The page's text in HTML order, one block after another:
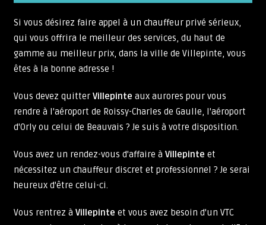
Si vous désirez faire appel à un chauffeur privé sérieux,
qui vous offrira le meilleur des services, du haut de
gamme au meilleur prix, dans la ville de Villepinte, vous
êtes à la bonne adresse !
Vous devez quitter Villepinte aux aurores pour vous
rendre à l'aéroport de Roissy-Charles de Gaulle, l'aéroport
d'Orly ou celui de Beauvais ? Je suis à votre disposition.
Vous avez un rendez-vous d'affaire à Villepinte et
nécessitez un chauffeur discret et professionnel ? Je serai
heureux d'être celui-ci.
Vous rentrez à Villepinte et vous avez besoin d'un VTC